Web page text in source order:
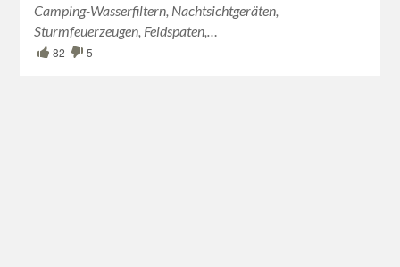
Camping-Wasserfiltern, Nachtsichtgeräten,
Sturmfeuerzeugen, Feldspaten,…
82 5